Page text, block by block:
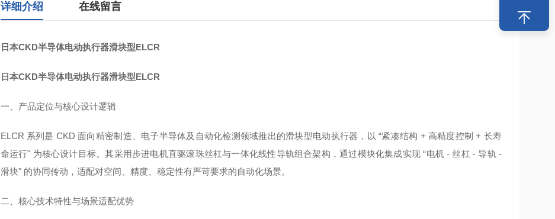
详细介绍 在线留言
日本CKD半导体电动执行器滑块型ELCR
日本CKD半导体电动执行器滑块型ELCR
一、产品定位与核心设计逻辑
ELCR 系列是 CKD 面向精密制造、电子半导体及自动化检测领域推出的滑块型电动执行器，以 “紧凑结构 + 高精度控制 + 长寿
命运行" 为核心设计目标。其采用步进电机直驱滚珠丝杠与一体化线性导轨组合架构，通过模块化集成实现 “电机 - 丝杠 - 导轨 -
滑块" 的协同传动，适配对空间、精度、稳定性有严苛要求的自动化场景。
二、核心技术特性与场景适配优势